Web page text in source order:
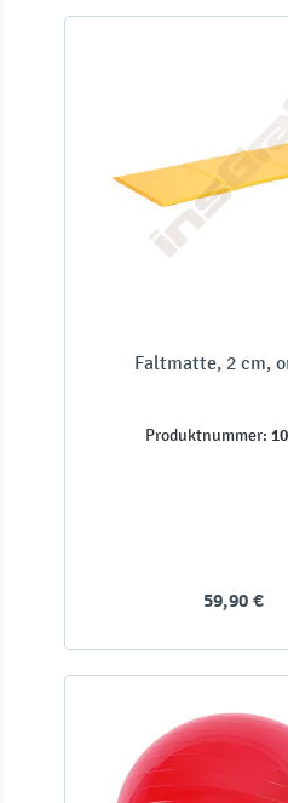
Faltmatte, 2 cm,
Produktnummer:
59,90 €